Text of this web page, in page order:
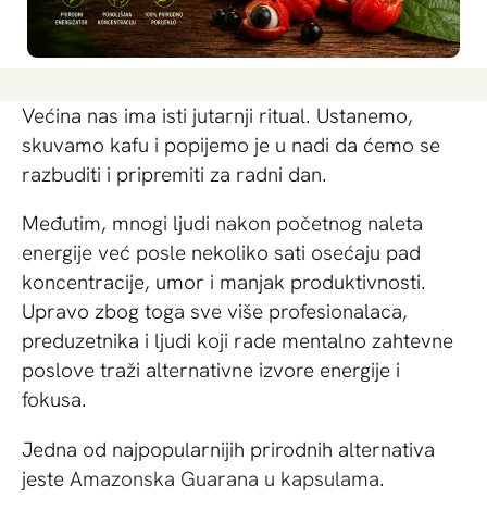
Većina nas ima isti jutarnji ritual. Ustanemo,
skuvamo kafu i popijemo je u nadi da ćemo se
razbuditi i pripremiti za radni dan.
Međutim, mnogi ljudi nakon početnog naleta
energije već posle nekoliko sati osećaju pad
koncentracije, umor i manjak produktivnosti.
Upravo zbog toga sve više profesionalaca,
preduzetnika i ljudi koji rade mentalno zahtevne
poslove traži alternativne izvore energije i
fokusa.
Jedna od najpopularnijih prirodnih alternativa
jeste Amazonska Guarana u kapsulama.